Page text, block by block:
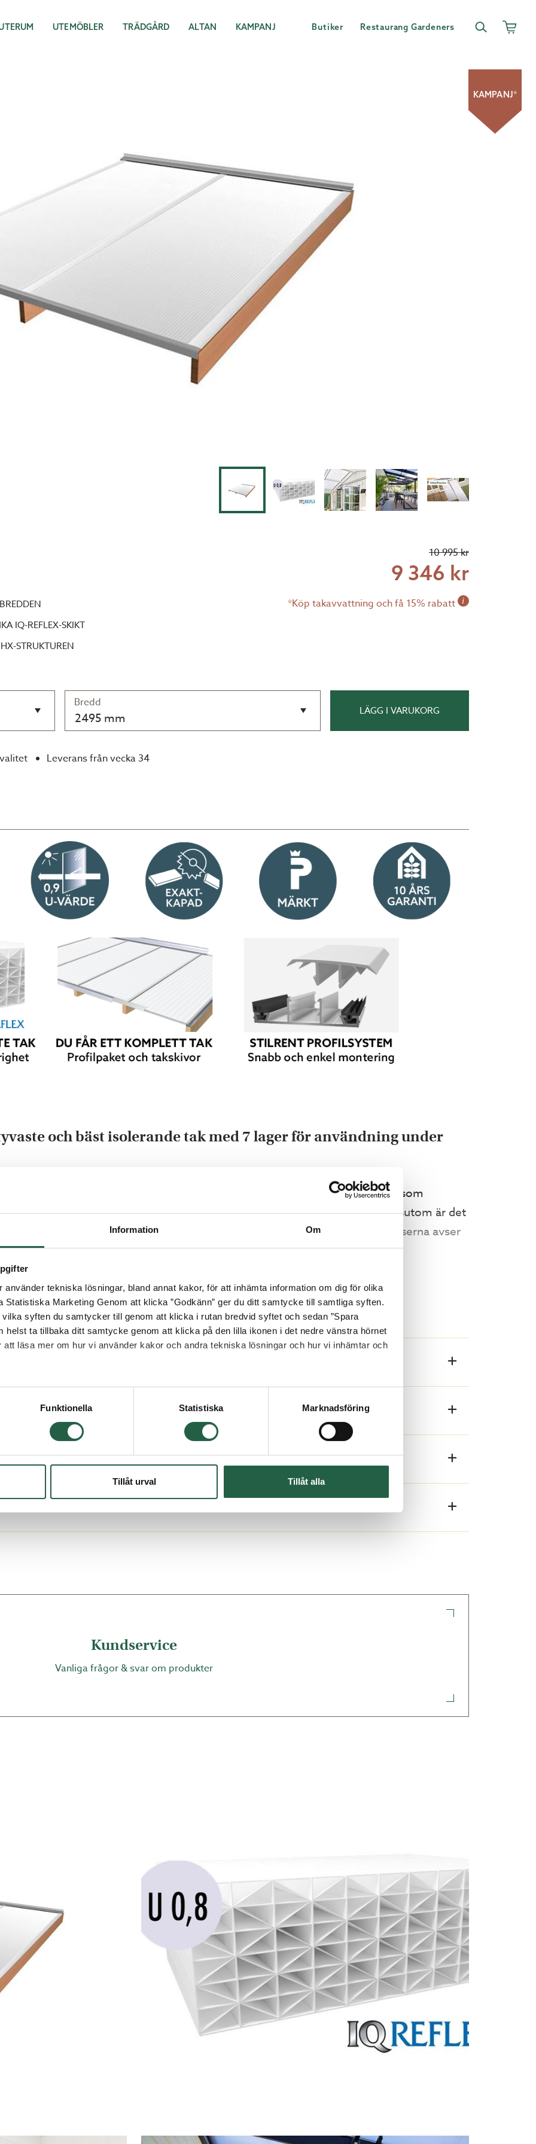
Information Om
använder tekniska lösningar, bland annat kakor, för att inhämta information om dig för olika
Statistiska Marketing Genom att klicka ”Godkänn” ger du ditt samtycke till samtliga syften.
syften du samtycker till genom att klicka i rutan bredvid syftet och sedan ”Spara
helst ta tillbaka ditt samtycke genom att klicka på den lilla ikonen i det nedre vänstra hörnet
att läsa mer om hur vi använder kakor och andra tekniska lösningar och hur vi inhämtar och
sekretesspolicy
Funktionella Statistiska Marknadsföring
Tillåt urval Tillåt alla
UTEMÖBLER TRÄDGÅRD ALTAN KAMPANJ Butiker Restaurang Gardeners
KAMPANJ*
IQ-REFLEX-SKIKT
STRUKTUREN
10 995 kr
9 346 kr
*Köp takavvattning och få 15% rabatt i
Bredd
2495 mm LÄGG I VARUKORG
Leverans från vecka 34
och bäst isolerande tak med 7 lager för användning under
ditt uterum året om. Taket är försett med vårt unika IQ-reflex-skikt som
från solljus samtidigt som ljuset passerar nästintill obehindrat. Dessutom är det
Sveriges och branschens högt ställda krav på byggnadsprodukter. Priserna avser
HX-struktur
i färgen vit
en minimilutning på 4 grader (=7 cm/m) . Vid behov kan våra tak lätt kapas både på
såg.
skivorna levereras alltid okapade. För att göra nödvändiga anpassningar till
med traditionell kanalplast. Det gör att du kan slippa eller använda färre tvärreglar
ingår ej vid av köp av komplett tak.
täcks av profiler målas med vit eller ljus färg. Mörka färger kan skapa värmebryggor som
negativt.
tak i uterum och vinterträdgårdar. Taket är anpassat efter de växlande förhållandena i
igenom, men reflekterar effektivt bort värmen som kommer från solljus. Detta
i uterummet varma och soliga dagar.
Kundservice
Vanliga frågor & svar om produkter